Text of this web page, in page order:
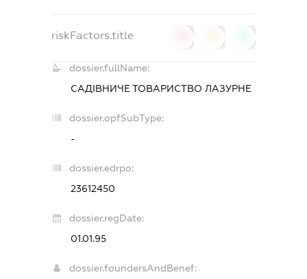
riskFactors.title
dossier.fullName:
САДІВНИЧЕ ТОВАРИСТВОЛАЗУРНЕ
dossier.opfSubType:
-
dossier.edrpo:
23612450
dossier.regDate:
01.01.95
dossier.foundersAndBenef: